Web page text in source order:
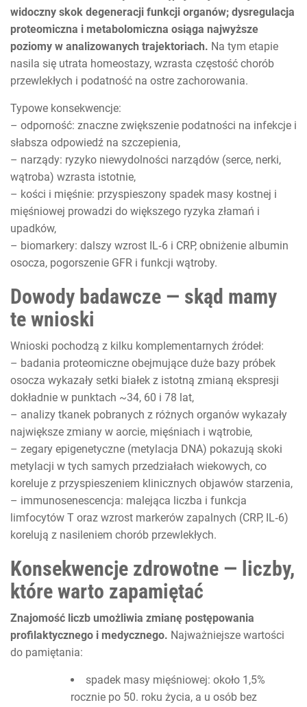
widoczny skok degeneracji funkcji organów; dysregulacja
proteomiczna i metabolomiczna osiąga najwyższe
poziomy w analizowanych trajektoriach. Na tym etapie
nasila się utrata homeostazy, wzrasta częstość chorób
przewlekłych i podatność na ostre zachorowania.
Typowe konsekwencje:
– odporność: znaczne zwiększenie podatności na infekcje i
słabsza odpowiedź na szczepienia,
– narządy: ryzyko niewydolności narządów (serce, nerki,
wątroba) wzrasta istotnie,
– kości i mięśnie: przyspieszony spadek masy kostnej i
mięśniowej prowadzi do większego ryzyka złamań i
upadków,
– biomarkery: dalszy wzrost IL‑6 i CRP, obniżenie albumin
osocza, pogorszenie GFR i funkcji wątroby.
Dowody badawcze — skąd mamy
te wnioski
Wnioski pochodzą z kilku komplementarnych źródeł:
– badania proteomiczne obejmujące duże bazy próbek
osocza wykazały setki białek z istotną zmianą ekspresji
dokładnie w punktach ~34, 60 i 78 lat,
– analizy tkanek pobranych z różnych organów wykazały
największe zmiany w aorcie, mięśniach i wątrobie,
– zegary epigenetyczne (metylacja DNA) pokazują skoki
metylacji w tych samych przedziałach wiekowych, co
koreluje z przyspieszeniem klinicznych objawów starzenia,
– immunosenescencja: malejąca liczba i funkcja
limfocytów T oraz wzrost markerów zapalnych (CRP, IL‑6)
korelują z nasileniem chorób przewlekłych.
Konsekwencje zdrowotne — liczby,
które warto zapamiętać
Znajomość liczb umożliwia zmianę postępowania
profilaktycznego i medycznego. Najważniejsze wartości
do pamiętania:
spadek masy mięśniowej: około 1,5%
rocznie po 50. roku życia, a u osób bez